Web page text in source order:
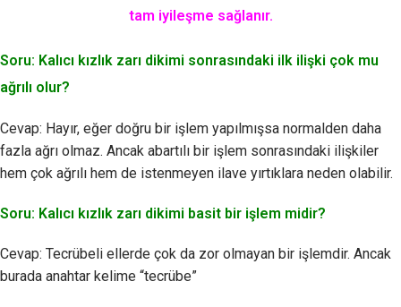
tam iyileşme sağlanır.
Soru: Kalıcı kızlık zarı dikimi sonrasındaki ilk ilişki çok mu
ağrılı olur?
Cevap: Hayır, eğer doğru bir işlem yapılmışsa normalden daha
fazla ağrı olmaz. Ancak abartılı bir işlem sonrasındaki ilişkiler
hem çok ağrılı hem de istenmeyen ilave yırtıklara neden olabilir.
Soru: Kalıcı kızlık zarı dikimi basit bir işlem midir?
Cevap: Tecrübeli ellerde çok da zor olmayan bir işlemdir. Ancak
burada anahtar kelime “tecrübe”